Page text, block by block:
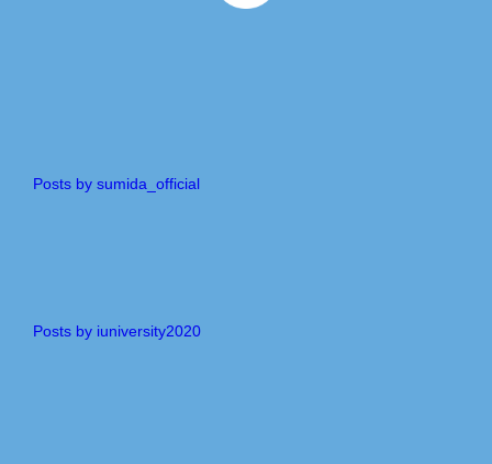
Posts by sumida_official
Posts by iuniversity2020